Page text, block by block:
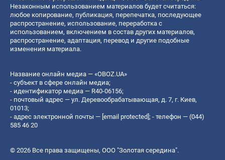
Незаконным использованием материалов будет считаться:
любое копирование, публикация, перепечатка, последующее
распространение, использование, переработка с
использованием, включением в состав других материалов,
распространение, адаптация, перевод и другие подобные
изменения материала.
Название онлайн медиа — «OBOZ.UA»
- субъект в сфере онлайн медиа;
- идентификатор медиа — R40-06156;
- почтовый адрес — ул. Деревообрабатывающая, д. 7, г. Киев,
01013;
- адрес электронной почты — [email protected] ; - телефон — (044)
585 46 20
© 2026 Все права защищены, ООО "Золотая середина".